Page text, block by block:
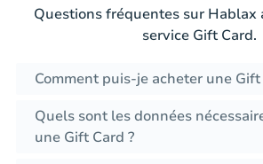
Questions fréquentes sur Hablax
service Gift Card.
Comment puis-je acheter une Gift
Quels sont les données
une Gift Card ?